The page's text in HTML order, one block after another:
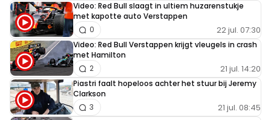
Video: Red Bull slaagt in ultiem huzarenstukje
met kapotte auto Verstappen
22 jul. 07:30
0
Video: Red Bull Verstappen krijgt vleugels in crash
met Hamilton
21 jul. 14:20
2
Piastri faalt hopeloos achter het stuur bij Jeremy
Clarkson
21 jul. 08:45
3